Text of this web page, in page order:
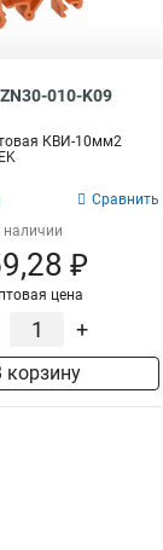
010-K09
КВИ-10мм2
Сравнить
наличии
₽
цена
+
корзину